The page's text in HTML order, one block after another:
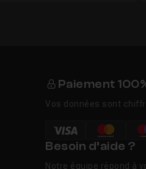
Paiement
Vos données sont
Besoin d’aide ?
Notre équipe répond à